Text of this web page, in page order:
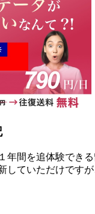
年間を追体験でき
していただけです